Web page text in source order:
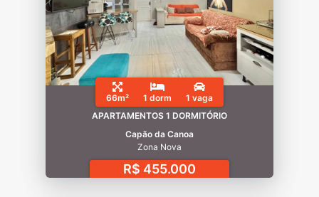
66m² 1 dorm
1 vaga
APARTAMENTOS 1 DORMITÓRIO
Capão da Canoa
Zona Nova
R$ 455.000